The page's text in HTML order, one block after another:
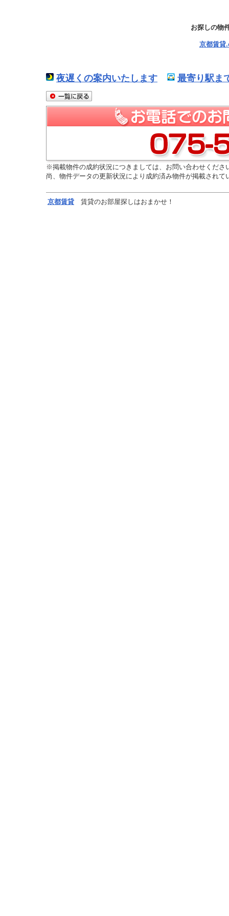
お探しの物
京都賃貸
夜遅くの案内いたします 最寄り駅ま
※掲載物件の成約状況につきましては、お問い合わせくださ
尚、物件データの更新状況により成約済み物件が掲載され
京都賃貸 賃貸のお部屋探しはおまかせ！